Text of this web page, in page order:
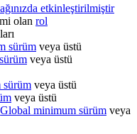
etkinleştirilmiştir
olan rol
sürüm veya üstü
veya üstü
sürüm veya üstü
veya üstü
Global minimum sürüm veya